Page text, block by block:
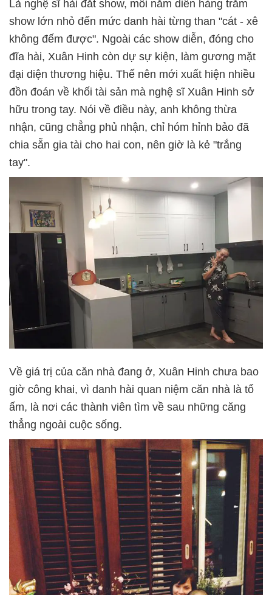
Là nghệ sĩ hài đắt show, mỗi năm diễn hàng trăm
show lớn nhỏ đến mức danh hài từng than "cát - xê
không đếm được". Ngoài các show diễn, đóng cho
đĩa hài, Xuân Hinh còn dự sự kiện, làm gương mặt
đại diện thương hiệu. Thế nên mới xuất hiện nhiều
đồn đoán về khối tài sản mà nghệ sĩ Xuân Hinh sở
hữu trong tay. Nói về điều này, anh không thừa
nhận, cũng chẳng phủ nhận, chỉ hóm hỉnh bảo đã
chia sẵn gia tài cho hai con, nên giờ là kẻ "trắng
tay".
Về giá trị của căn nhà đang ở, Xuân Hinh chưa bao
giờ công khai, vì danh hài quan niệm căn nhà là tổ
ấm, là nơi các thành viên tìm về sau những căng
thẳng ngoài cuộc sống.